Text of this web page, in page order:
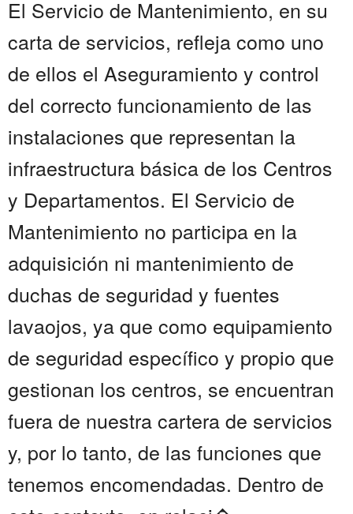
El Servicio de Mantenimiento, en su
carta de servicios, refleja como uno
de ellos el Aseguramiento y control
del correcto funcionamiento de las
instalaciones que representan la
infraestructura básica de los Centros
y Departamentos. El Servicio de
Mantenimiento no participa en la
adquisición ni mantenimiento de
duchas de seguridad y fuentes
lavaojos, ya que como equipamiento
de seguridad específico y propio que
gestionan los centros, se encuentran
fuera de nuestra cartera de servicios
y, por lo tanto, de las funciones que
tenemos encomendadas. Dentro de